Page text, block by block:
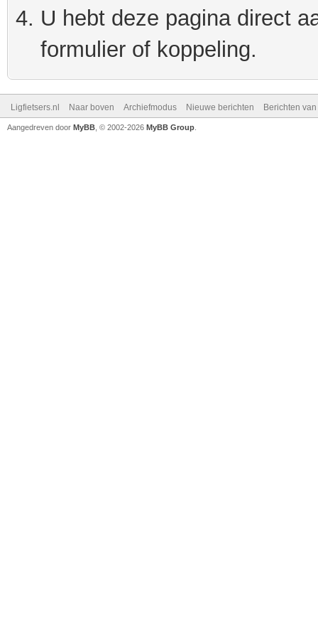
U hebt deze pagina direct
formulier of koppeling.
Ligfietsers.nl Naar boven Archiefmodus Nieuwe berichten Berichten
Aangedreven door MyBB , © 2002-2026 MyBB Group